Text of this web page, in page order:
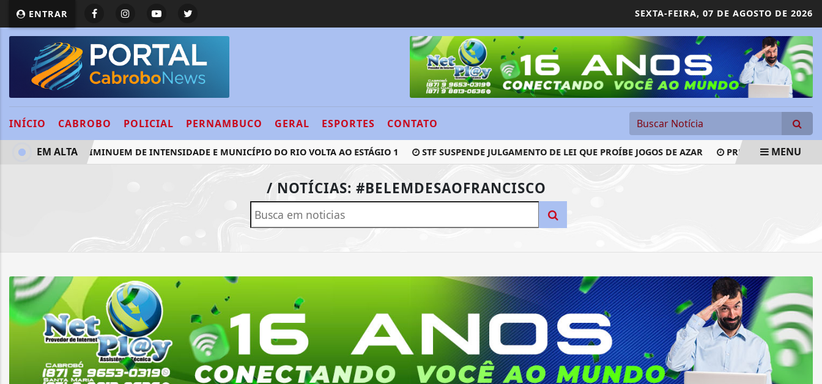
ENTRAR SEXTA-FEIRA, 07 DE AGOSTO DE 2026
INÍCIO CABROBO POLICIAL PERNAMBUCO GERAL ESPORTES CONTATO
VENTOS DIMINUEM DE INTENSIDADE E MUNICÍPIO DO RIO VOLTA AO ESTÁGIO 1 STF SUSPENDE JULGAMENTO DE LEI QUE PROÍBE JOGOS DE AZAR PRF APREENDE QUASE
EM ALTA MENU
/ NOTÍCIAS: #BELEMDESAOFRANCISCO